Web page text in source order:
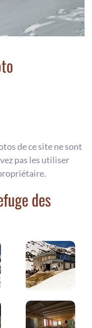
de ce site ne sont
pas les utiliser
des